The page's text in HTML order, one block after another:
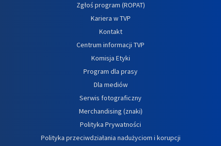
Zgłoś program (ROPAT)
Kariera w TVP
Kontakt
Centrum informacji TVP
Komisja Etyki
Program dla prasy
Dla mediów
Serwis fotograficzny
Merchandising (znaki)
Polityka Prywatności
Polityka przeciwdziałania nadużyciom i korupcji